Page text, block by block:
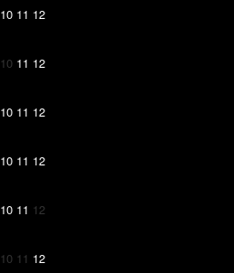
10 11 12
10 11 12
10 11 12
10 11 12
10 11 12
10 11 12